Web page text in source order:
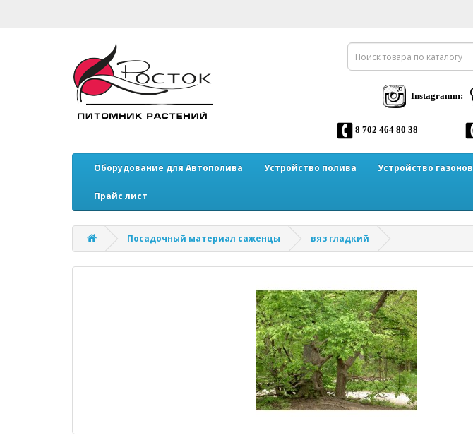
Instagramm:
8 702 464 80 38
Оборудование для Автополива Устройство полива Устройство газонов
Прайс лист
Посадочный материал саженцы вяз гладкий